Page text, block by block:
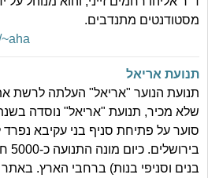
מסטודנטים מתנדבים.
תנועת אריאל
תנועת הנוער "אריאל" העלתה לרשת
שלא מכיר, תנועת "אריאל" נוסדה
סוער על פתיחת סניף בני עקיבא נפרד
בנים וסניפי בנות) ברחבי הארץ.